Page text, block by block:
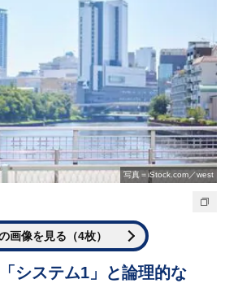
写真＝iStock.com／west
画像を見る（4枚）
システム1」と論理的な